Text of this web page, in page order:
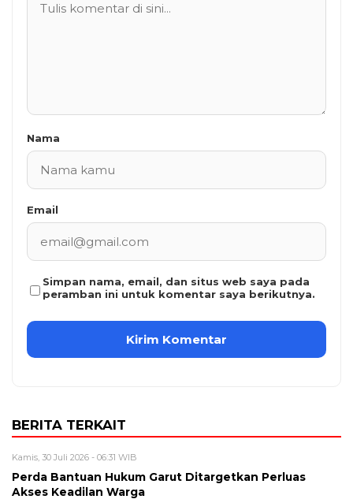
Nama
Email
Simpan nama, email, dan situs web saya pada
peramban ini untuk komentar saya berikutnya.
BERITA TERKAIT
Kamis, 30 Juli 2026 - 06:31 WIB
Perda Bantuan Hukum Garut Ditargetkan Perluas
Akses Keadilan Warga